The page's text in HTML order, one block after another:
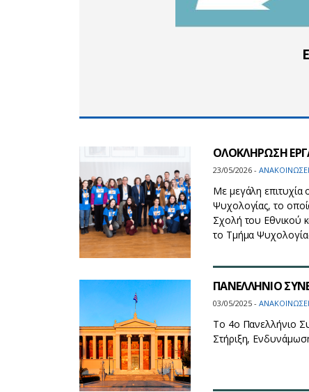
ΟΛΟΚΛΗΡΩΣΗ
23/05/2026 -
Με μεγάλη επιτυχία
Ψυχολογίας, το
Σχολή του Εθνικού
το Τμήμα
ΠΑΝΕΛΛΗΝΙΟ
03/05/2025 -
Το 4ο Πανελλήνιο
Στήριξη,